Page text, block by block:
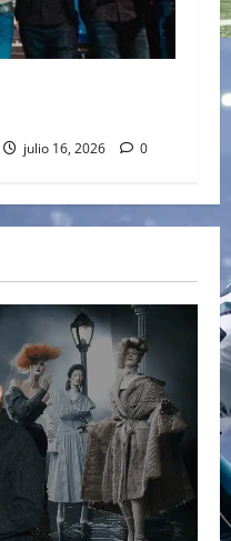
julio 16, 2026 0